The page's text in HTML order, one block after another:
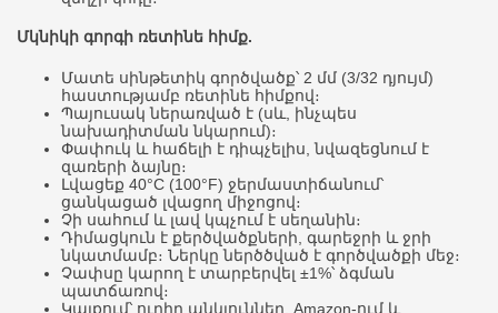
Մկնիկի գորգի ռետինե հիմք.
Մատե սինթետիկ գործվածք՝ 2 մմ (3/32 դյույմ)
հաստությամբ ռետինե հիմքով։
Պայուսակ ներառված է (սև, ինչպես
նախադիտման նկարում)։
Փափուկ և հաճելի է դիպչելիս, նվազեցնում է
զառերի ձայնը։
Լվացեք 40°C (100°F) ջերմաստիճանում՝
ցանկացած լվացող միջոցով։
Չի սահում և լավ կպչում է սեղանին։
Դիմացկուն է քերծվածքների, գարեջրի և ջրի
նկատմամբ։ Ներկը ներծծված է գործվածքի մեջ։
Չափսը կարող է տարբերվել ±1%՝ ձգման
պատճառով։
Կայքում՝ ուղիղ անկյուններ, Amazon-ում և